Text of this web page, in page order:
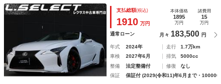
ュー ホワイトブルー革エアシート シートヒーター トムス
２１インチＡＷ トムスリヤスポイラー トルセンＬＳＤ カ
支払総額(税込)
1910 万円
本体価格
1895
万円
諸費用
15
万円
通常ローン 月々 183,500 円
年式 2024年 走行
1.7万km
車検
2027年6月 排気
5000cc
整備
法定整備付 修復
なし
保証
保証付 (2029(令和11)年6月まで・